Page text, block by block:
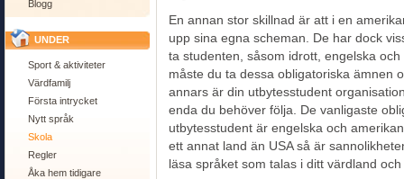
Blogg
UNDER
Sport & aktiviteter
Värdfamilj
Första intrycket
Nytt språk
Skola
Regler
Åka hem tidigare
En annan stor skillnad är att i en
upp sina egna scheman. De har dock
ta studenten, såsom idrott, engelska
måste du ta dessa obligatoriska ämnen
annars är din utbytesstudent
enda du behöver följa. De vanligaste
utbytesstudent är engelska och
ett annat land än USA så är
läsa språket som talas i ditt värdland